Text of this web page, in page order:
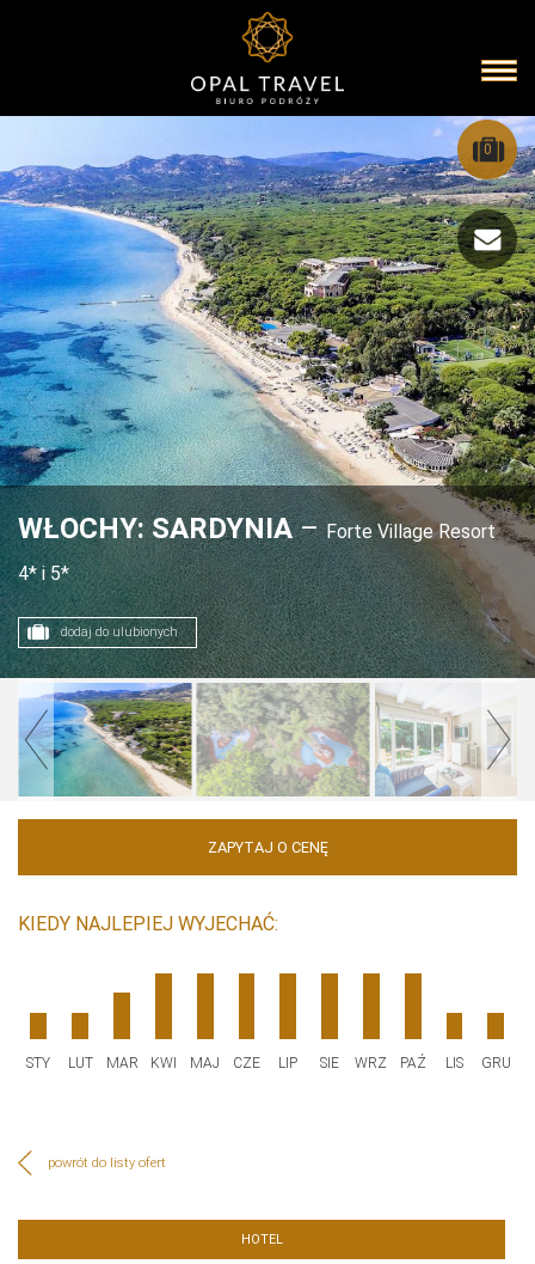
0
WŁOCHY: SARDYNIA–Forte Village Resort
4* i 5*
dodaj do ulubionych
ZAPYTAJ O CENĘ
KIEDY NAJLEPIEJ WYJECHAĆ:
STY LUT MAR KWI MAJ CZE LIP SIE WRZ PAŹ LIS GRU
powrót do listy ofert
HOTEL